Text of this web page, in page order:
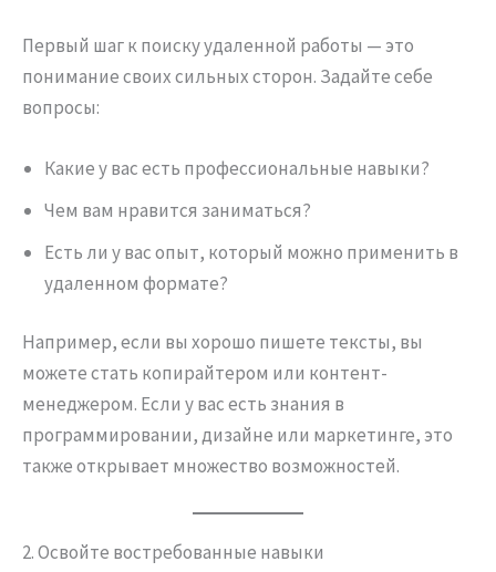
Первый шаг к поиску удаленной работы — это
понимание своих сильных сторон. Задайте себе
вопросы:
Какие у вас есть профессиональные навыки?
Чем вам нравится заниматься?
Есть ли у вас опыт, который можно применить в
удаленном формате?
Например, если вы хорошо пишете тексты, вы
можете стать копирайтером или контент-
менеджером. Если у вас есть знания в
программировании, дизайне или маркетинге, это
также открывает множество возможностей.
2. Освойте востребованные навыки